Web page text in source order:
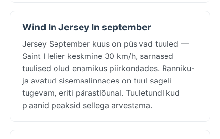
Wind In Jersey In september
Jersey September kuus on püsivad tuuled —
Saint Helier keskmine 30 km/h, sarnased
tuulised olud enamikus piirkondades. Ranniku-
ja avatud sisemaalinnades on tuul sageli
tugevam, eriti pärastlõunal. Tuuletundlikud
plaanid peaksid sellega arvestama.